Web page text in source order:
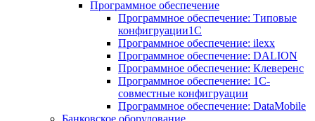
Программное обеспечение
Программное обеспечение: Типовые
конфигруации1С
Программное обеспечение: ilexx
Программное обеспечение: DALION
Программное обеспечение: Клеверенс
Программное обеспечение: 1С-
совместные конфигруации
Программное обеспечение: DataMobile
Банковское оборудование